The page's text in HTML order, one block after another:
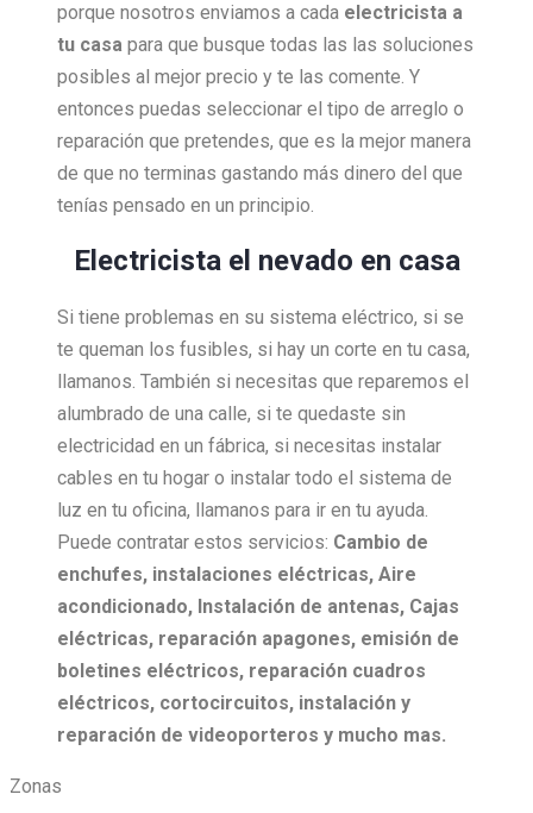
porque nosotros enviamos a cada electricista a
tu casa para que busque todas las las soluciones
posibles al mejor precio y te las comente. Y
entonces puedas seleccionar el tipo de arreglo o
reparación que pretendes, que es la mejor manera
de que no terminas gastando más dinero del que
tenías pensado en un principio.
Electricista el nevado en casa
Si tiene problemas en su sistema eléctrico, si se
te queman los fusibles, si hay un corte en tu casa,
llamanos. También si necesitas que reparemos el
alumbrado de una calle, si te quedaste sin
electricidad en un fábrica, si necesitas instalar
cables en tu hogar o instalar todo el sistema de
luz en tu oficina, llamanos para ir en tu ayuda.
Puede contratar estos servicios: Cambio de
enchufes, instalaciones eléctricas, Aire
acondicionado, Instalación de antenas, Cajas
eléctricas, reparación apagones, emisión de
boletines eléctricos, reparación cuadros
eléctricos, cortocircuitos, instalación y
reparación de videoporteros y mucho mas.
Zonas